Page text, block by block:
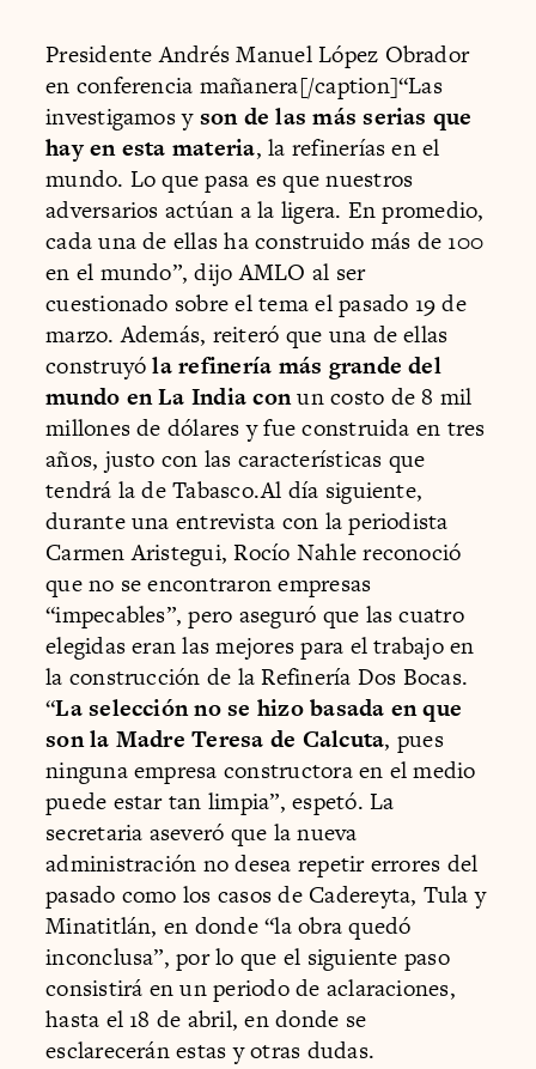
Presidente Andrés Manuel López Obrador
en conferencia mañanera[/caption]“Las
investigamos yson de las más serias que
hay en esta materia, la refinerías en el
mundo. Lo que pasa es que nuestros
adversarios actúan a la ligera. En promedio,
cada una de ellas ha construido más de 100
en el mundo”, dijo AMLO al ser
cuestionado sobre el tema el pasado 19 de
marzo. Además, reiteró que una de ellas
construyóla refinería más grande del
mundo en La India conun costo de 8 mil
millones de dólares y fue construida en tres
años, justo con las características que
tendrá la de Tabasco.Al día siguiente,
durante una entrevista con la periodista
Carmen Aristegui, Rocío Nahle reconoció
que no se encontraron empresas
“impecables”, pero aseguró que las cuatro
elegidas eran las mejores para el trabajo en
la construcción de la Refinería Dos Bocas.
“La selección no se hizo basada en que
son la Madre Teresa de Calcuta, pues
ninguna empresa constructora en el medio
puede estar tan limpia”, espetó. La
secretaria aseveró que la nueva
administración no desea repetir errores del
pasado como los casos de Cadereyta, Tula y
Minatitlán, en donde “la obra quedó
inconclusa”, por lo que el siguiente paso
consistirá en un periodo de aclaraciones,
hasta el 18 de abril, en donde se
esclarecerán estas y otras dudas.